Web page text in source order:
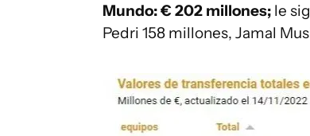
Mundo: € 202 millones; le
Pedri 158 millones, Jamal